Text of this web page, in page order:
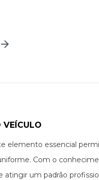
elemento essencial
Com o
um padrão